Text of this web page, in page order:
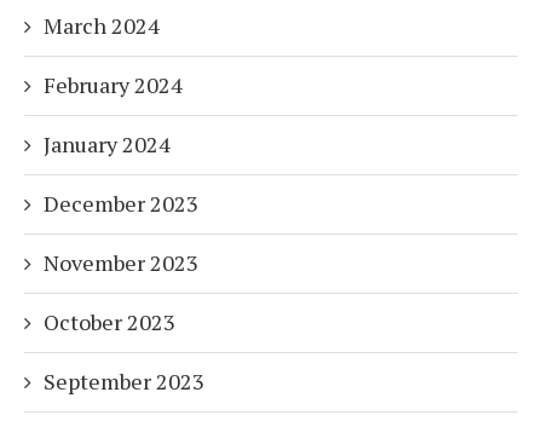
March 2024
February 2024
January 2024
December 2023
November 2023
October 2023
September 2023